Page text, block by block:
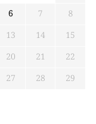
6 7
8
13 14
15
20 21
22
27 28
29